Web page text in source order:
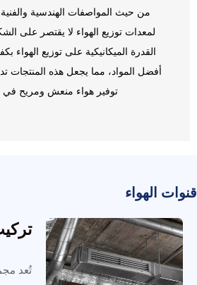
من حيث المواصفات الهندسية
لمعدات توزيع الهواء لا يقتصر على
القدرة الميكانيكية على توزيع الهواء
أفضل المواد، مما يجعل هذه المنتجات
توفير هواء منعش ومريح في
قنوات الهواء
تُعد